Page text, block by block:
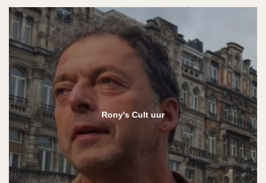
Rony's Cult uur